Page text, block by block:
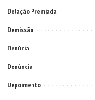
Delação Premiada
Demissão
Denúcia
Denúncia
Depoimento